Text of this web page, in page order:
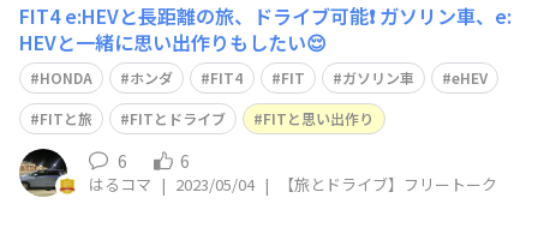
FIT4 e:HEVと長距離の旅、ドライブ可能❗️ ガソリン車、e:
HEVと一緒に思い出作りもしたい😌
HONDA ホンダ FIT4 FIT ガソリン車
eHEV
FITと旅
FITとドライブ FITと思い出作り
6 6
はるコマ | 2023/05/04 | 【旅とドライブ】フリートーク